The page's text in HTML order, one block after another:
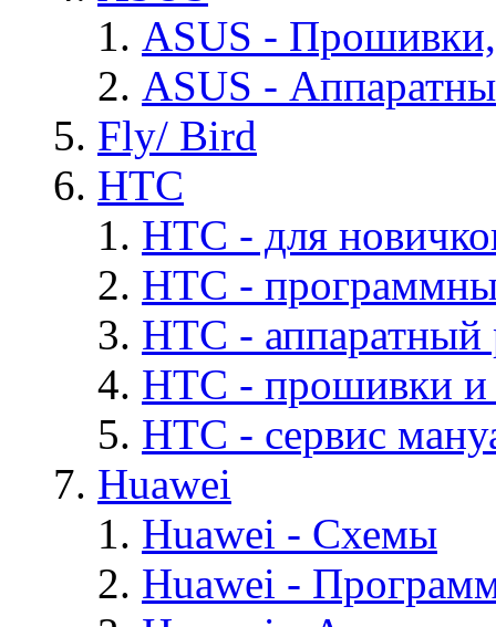
ASUS -
ASUS -
Fly/ Bird
HTC
HTC - для
HTC -
HTC - аппаратный
HTC - прошивки
HTC - cервис
Huawei
Huawei - Cхемы
Huawei -